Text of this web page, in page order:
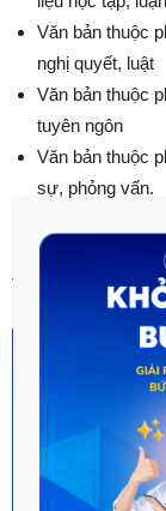
Văn bản thuộc
nghị quyết, luật
Văn bản thuộc
tuyên ngôn
Văn bản thuộc
sự, phỏng vấn.
Hy vọng với bài
trong quá trình học